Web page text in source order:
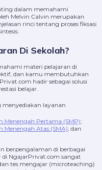
dalam memahami
Melvin Calvin merupakan
rinci tentang proses fiksasi
Di Sekolah?
materi pelajaran di
dan kamu membutuhkan
hadir sebagai solusi
belajar.
layanan
Menengah Pertama (SMP);
Menengah Atas (SMA); dan
berpengalaman di berbagai
di NgajarPrivat.com sangat
tes mengajar (microteaching)